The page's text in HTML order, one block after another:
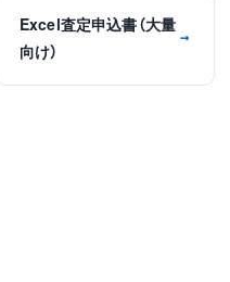
Excel査定申込書（大量
向け）
→